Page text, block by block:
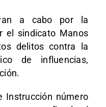
a cabo por la
el sindicato Manos
delitos contra la
de influencias,
Instrucción número